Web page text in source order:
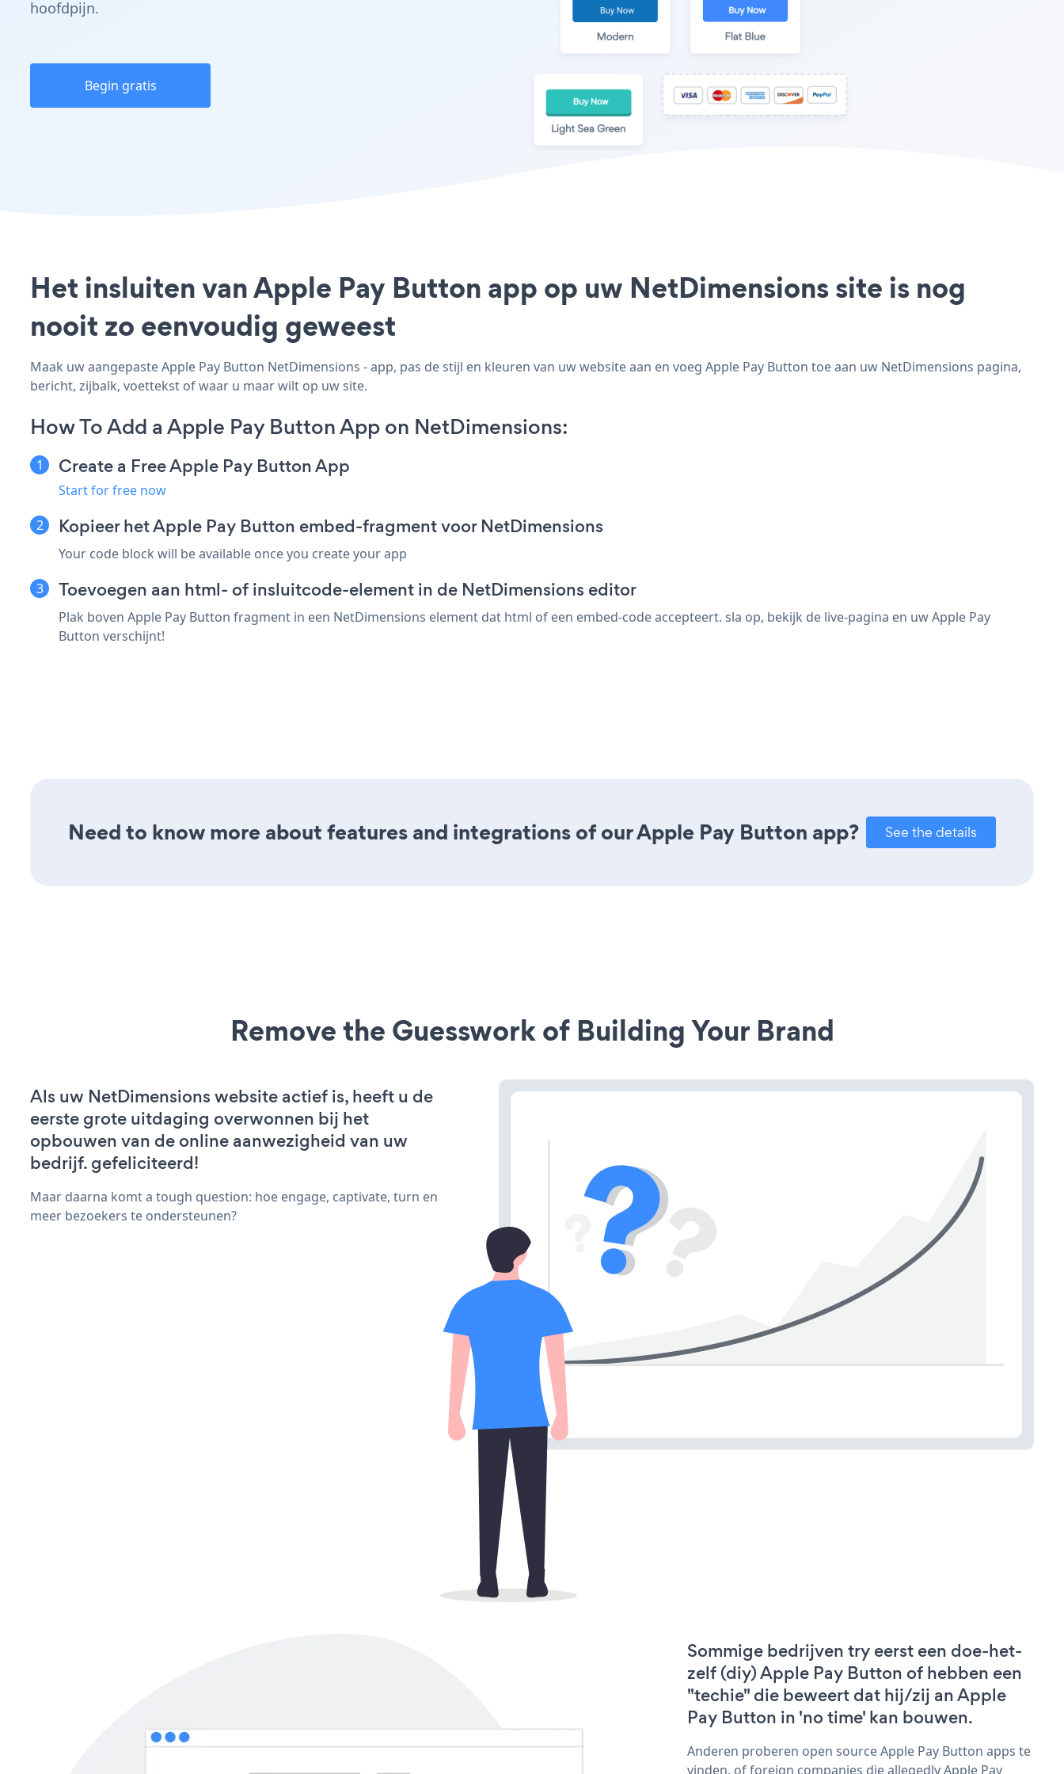
hoofdpijn.
Begin gratis
Het insluiten van Apple Pay Button app op uw NetDimensions site is nog
nooit zo eenvoudig geweest
Maak uw aangepaste Apple Pay Button NetDimensions - app, pas de stijl en kleuren van uw website aan en voeg Apple Pay Button toe aan uw NetDimensions pagina,
bericht, zijbalk, voettekst of waar u maar wilt op uw site.
How To Add a Apple Pay Button App on NetDimensions:
Create a Free Apple Pay Button App
Start for free now
Kopieer het Apple Pay Button embed-fragment voor NetDimensions
Your code block will be available once you create your app
Toevoegen aan html- of insluitcode-element in de NetDimensions editor
Plak boven Apple Pay Button fragment in een NetDimensions element dat html of een embed-code accepteert. sla op, bekijk de live-pagina en uw Apple Pay
Button verschijnt!
Need to know more about features and integrations of our Apple Pay Button app? See the details
Remove the Guesswork of Building Your Brand
Als uw NetDimensions website actief is, heeft u de
eerste grote uitdaging overwonnen bij het
opbouwen van de online aanwezigheid van uw
bedrijf. gefeliciteerd!
Maar daarna komt a tough question: hoe engage, captivate, turn en
meer bezoekers te ondersteunen?
Sommige bedrijven try eerst een doe-het-
zelf (diy) Apple Pay Button of hebben een
"techie" die beweert dat hij/zij an Apple
Pay Button in 'no time' kan bouwen.
Anderen proberen open source Apple Pay Button apps te
vinden, of foreign companies die allegedly Apple Pay